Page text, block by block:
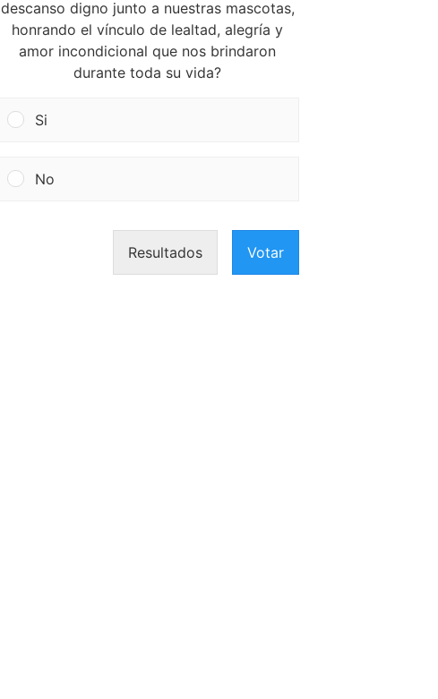
descanso digno junto a nuestras mascotas,
honrando el vínculo de lealtad, alegría y
amor incondicional que nos brindaron
durante toda su vida?
Si
No
Resultados Votar